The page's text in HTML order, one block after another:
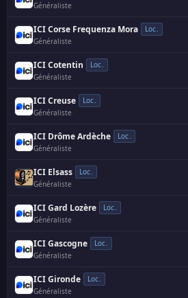
Généraliste·
ICI Corse Frequenza Mora
Loc.
Généraliste·
ICI Cotentin
Loc.
Généraliste·
ICI Creuse
Loc.
Généraliste·
ICI Drôme Ardèche
Loc.
Généraliste·
ICI Elsass
Loc.
Généraliste
ICI Gard Lozère
Loc.
Généraliste·
ICI Gascogne
Loc.
Généraliste·
ICI Gironde
Loc.
Généraliste·